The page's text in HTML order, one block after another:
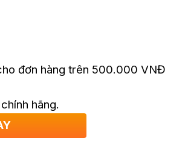
đơn hàng trên 500.000 VNĐ
hãng.